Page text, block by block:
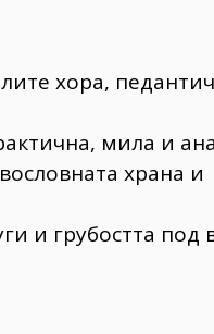
хора,
мила и
храна и
и грубостта под